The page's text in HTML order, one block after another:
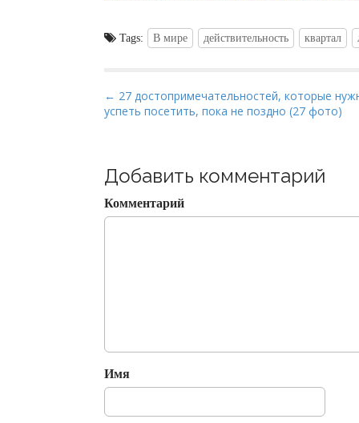
Tags: В мире действительность квартал
P
o
n
a
v
o
n
← 27 достопримечательностей, которые
успеть посетить, пока не поздно (27 фото)
Добавить комментарий
Комментарий
Имя